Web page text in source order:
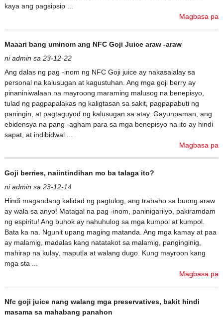
kaya ang pagsipsip ...
Magbasa pa
Maaari bang uminom ang NFC Goji Juice araw -araw
ni admin sa 23-12-22
Ang dalas ng pag -inom ng NFC Goji juice ay nakasalalay sa
personal na kalusugan at kagustuhan. Ang mga goji berry ay
pinaniniwalaan na mayroong maraming malusog na benepisyo,
tulad ng pagpapalakas ng kaligtasan sa sakit, pagpapabuti ng
paningin, at pagtaguyod ng kalusugan sa atay. Gayunpaman, ang
ebidensya na pang -agham para sa mga benepisyo na ito ay hindi
sapat, at indibidwal ...
Magbasa pa
Goji berries, naiintindihan mo ba talaga ito?
ni admin sa 23-12-14
Hindi magandang kalidad ng pagtulog, ang trabaho sa buong araw
ay wala sa anyo! Matagal na pag -inom, paninigarilyo, pakiramdam
ng espiritu! Ang buhok ay nahuhulog sa mga kumpol at kumpol.
Bata ka na. Ngunit upang maging matanda. Ang mga kamay at paa
ay malamig, madalas kang natatakot sa malamig, panginginig,
mahirap na kulay, maputla at walang dugo. Kung mayroon kang
mga sta ...
Magbasa pa
Nfc goji juice nang walang mga preservatives, bakit hindi
masama sa mahabang panahon